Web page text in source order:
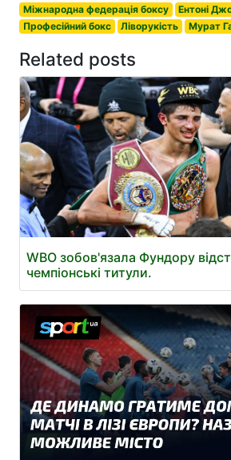
Міжнародна федерація боксу
Ентоні
Професійний бокс
Ліворукість Мурат
Related posts
WBO зобов'язала Фундору
чемпіонські титули.